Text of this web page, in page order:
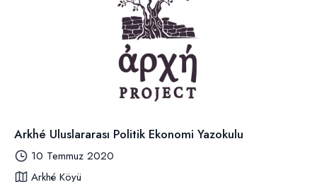
Arkhé Uluslararası Politik Ekonomi Yazokulu
10 Temmuz 2020
Arkhé Köyü